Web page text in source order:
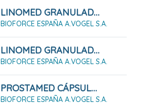
LINOMED GRANULADO 300G
BIOFORCE ESPAÑA A.VOGEL S.A.
LINOMED GRANULADO 70G
BIOFORCE ESPAÑA A.VOGEL S.A.
PROSTAMED CÁPSULAS, 30 CÁPSULAS
BIOFORCE ESPAÑA A.VOGEL S.A.